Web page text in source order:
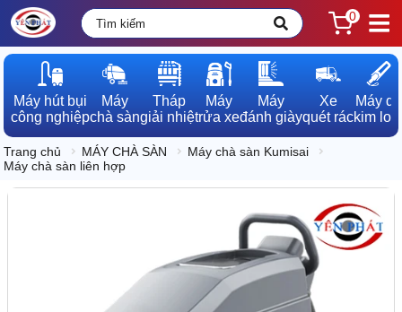
0
Máy hút bụi
công nghiệp
Máy
chà sàn
Tháp
giải nhiệt
Máy
rửa xe
Máy
đánh giày
Xe
quét rác
Máy dò
kim loại
Trang chủ MÁY CHÀ SÀN
Máy chà sàn Kumisai
Máy chà sàn liên hợp